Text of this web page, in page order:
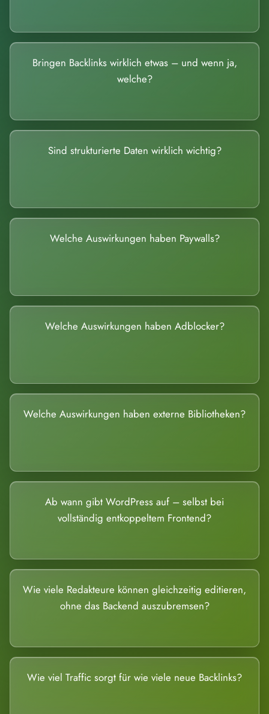
Bringen Backlinks wirklich etwas – und wenn ja,
welche?
Sind strukturierte Daten wirklich wichtig?
Welche Auswirkungen haben Paywalls?
Welche Auswirkungen haben Adblocker?
Welche Auswirkungen haben externe Bibliotheken?
Ab wann gibt WordPress auf – selbst bei
vollständig entkoppeltem Frontend?
Wie viele Redakteure können gleichzeitig editieren,
ohne das Backend auszubremsen?
Wie viel Traffic sorgt für wie viele neue Backlinks?